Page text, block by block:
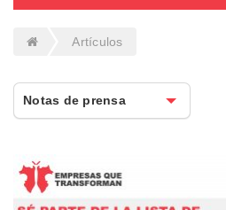
Artículos
Notas de prensa
Notas de prensa